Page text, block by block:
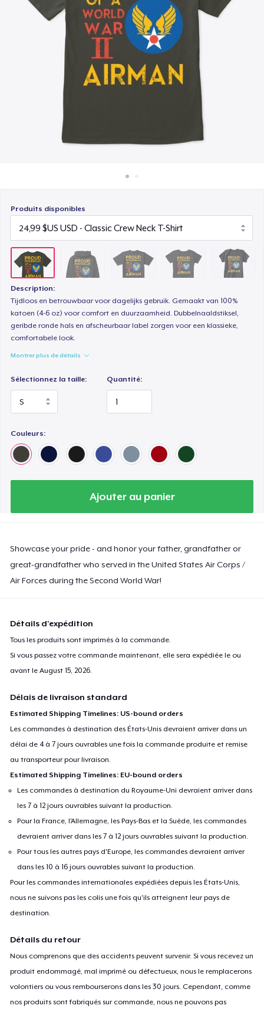
Vendez partout
Vendre n'importe quoi
Produits disponibles
Description:
Tijdloos en betrouwbaar voor dagelijks gebruik. Gemaakt van 100%
katoen (4-6 oz) voor comfort en duurzaamheid. Dubbelnaaldstiksel,
geribde ronde hals en afscheurbaar label zorgen voor een klassieke,
comfortabele look.
Montrer plus de détails
Sélectionnez la taille: Quantité:
Couleurs:
Ajouter au panier
Showcase your pride - and honor your father, grandfather or
great-grandfather who served in the United States Air Corps /
Air Forces during the Second World War!
Détails d'expédition
Tous les produits sont imprimés à la commande.
Si vous passez votre commande maintenant, elle sera expédiée le ou
avant leAugust 15, 2026.
Délais de livraison standard
Estimated Shipping Timelines: US-bound orders
Les commandes à destination des États-Unis devraient arriver dans un
délai de 4 à 7 jours ouvrables une fois la commande produite et remise
au transporteur pour livraison.
Estimated Shipping Timelines: EU-bound orders
Les commandes à destination du Royaume-Uni devraient arriver dans
les 7 à 12 jours ouvrables suivant la production.
Pour la France, l'Allemagne, les Pays-Bas et la Suède, les commandes
devraient arriver dans les 7 à 12 jours ouvrables suivant la production.
Pour tous les autres pays d'Europe, les commandes devraient arriver
dans les 10 à 16 jours ouvrables suivant la production.
Pour les commandes internationales expédiées depuis les États-Unis,
nous ne suivons pas les colis une fois qu'ils atteignent leur pays de
destination.
Détails du retour
Nous comprenons que des accidents peuvent survenir. Si vous recevez un
produit endommagé, mal imprimé ou défectueux, nous le remplacerons
volontiers ou vous rembourserons dans les 30 jours. Cependant, comme
nos produits sont fabriqués sur commande, nous ne pouvons pas
28,99 $US
Women's Comfort Tee
25,99 $US
Baby Premium Onesie
Classic Long Sleeve Tee
28,99 $US